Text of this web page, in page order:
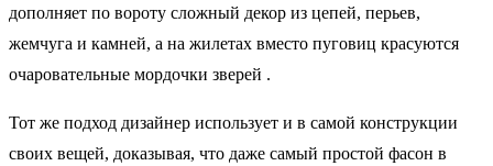
дополняет по вороту сложный декор из цепей, перьев,
жемчуга и камней, а на жилетах вместо пуговиц красуются
очаровательные мордочки зверей .
Тот же подход дизайнер использует и в самой конструкции
своих вещей, доказывая, что даже самый простой фасон в